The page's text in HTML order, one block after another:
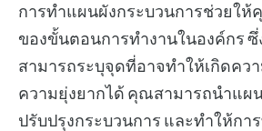
การทำแผนผังกระบวนการช่วยให้
ของขั้นตอนการทำงานในองค์กร
สามารถระบุจุดที่อาจทำให้เกิดคว
ความยุ่งยากได้ คุณสามารถนำแผ
ปรับปรุงกระบวนการ และทำให้ก